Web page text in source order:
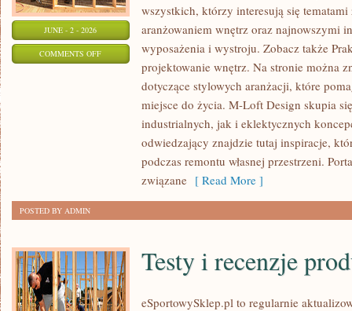
JUNE - 2 - 2026
COMMENTS OFFON
MATERIAŁY
wszystkich, którzy interesują się
aranżowaniem wnętrz oraz najnowszymi
wyposażenia i wystroju. Zobacz także
projektowanie wnętrz. Na stronie można
dotyczące stylowych aranżacji, które
miejsce do życia. M-Loft Design skupia
industrialnych, jak i eklektycznych
odwiedzający znajdzie tutaj inspiracje,
podczas remontu własnej przestrzeni.
związane [ Read More ]
POSTED BY ADMIN
Testy i recenzje
eSportowySklep.pl to regularnie